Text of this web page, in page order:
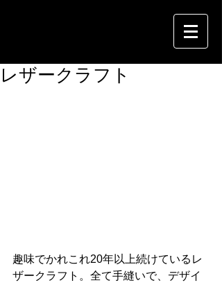
レザークラフト
趣味でかれこれ20年以上続けているレ
ザークラフト。全て手縫いで、デザイ